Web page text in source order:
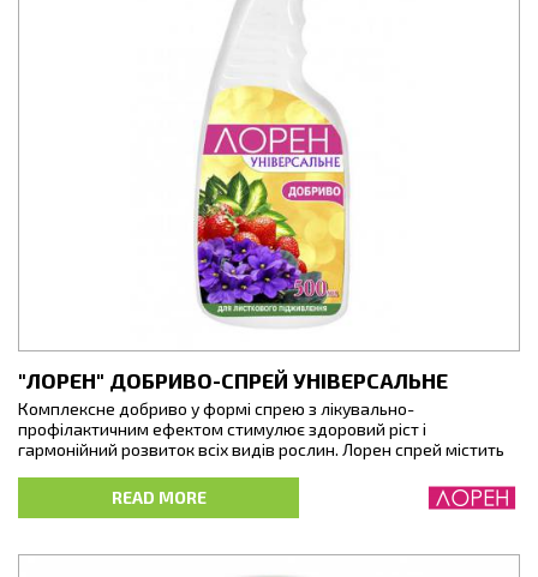
"ЛОРЕН" ДОБРИВО-СПРЕЙ УНІВЕРСАЛЬНЕ
Комплексне добриво у формі спрею з лікувально-
профілактичним ефектом стимулює здоровий ріст і
гармонійний розвиток всіх видів рослин. Лорен спрей містить
живлення рослин, в легкозасвоюваній і збалансованій формі.
Нанесені на листову поверхню
READ MORE